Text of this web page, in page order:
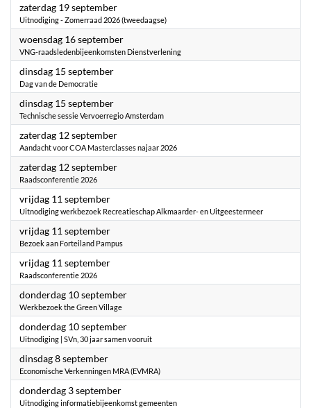
zaterdag 19 september2026
Uitnodiging - Zomerraad 2026 (tweedaagse)
woensdag 16 september2026
VNG-raadsledenbijeenkomsten Dienstverlening
dinsdag 15 september2026
Dag van de Democratie
dinsdag 15 september2026
Technische sessie Vervoerregio Amsterdam
zaterdag 12 september2026
Aandacht voor COA Masterclasses najaar 2026
zaterdag 12 september2026
Raadsconferentie 2026
vrijdag 11 september2026
Uitnodiging werkbezoek Recreatieschap Alkmaarder- en Uitgeestermeer
vrijdag 11 september2026
Bezoek aan Forteiland Pampus
vrijdag 11 september2026
Raadsconferentie 2026
donderdag 10 september2026
Werkbezoek the Green Village
donderdag 10 september2026
Uitnodiging | SVn, 30 jaar samen vooruit
dinsdag 8 september2026
Economische Verkenningen MRA (EVMRA)
donderdag 3 september2026
Uitnodiging informatiebijeenkomst gemeenten